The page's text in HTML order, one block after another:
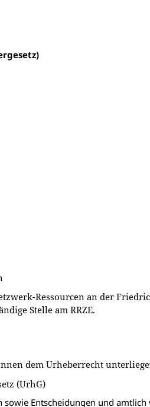
Ressourcen an der
Stelle am RRZE.
dem Urheberrecht
(UrhG)
Entscheidungen und